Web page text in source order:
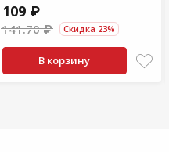
109 ₽
141.70 ₽ Скидка 23%
В корзину